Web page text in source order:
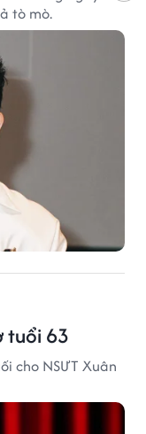
tò mò.
tuổi 63
cho NSƯT Xuân